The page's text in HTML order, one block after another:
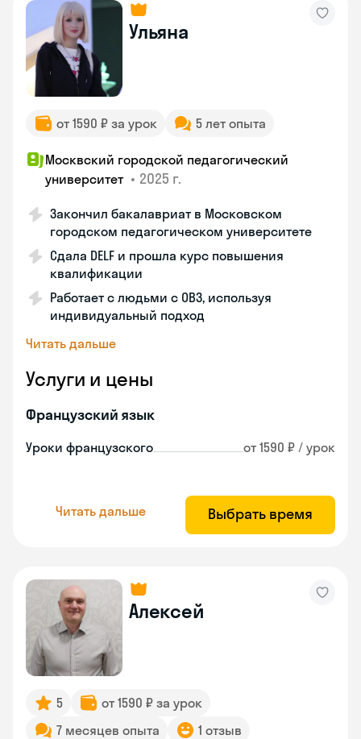
Ульяна
от 1590 ₽ за урок 5 лет опыта
Москвский городской педагогический
университет • 2025 г.
Закончил бакалавриат в Московском
городском педагогическом университете
Сдала DELF и прошла курс повышения
квалификации
Работает с людьми с ОВЗ, используя
индивидуальный подход
Читать дальше
Услуги и цены
Французский язык
Уроки французского от 1590 ₽ / урок
Читать дальше Выбрать время
Алексей
5
от 1590 ₽ за урок
7 месяцев опыта
1 отзыв